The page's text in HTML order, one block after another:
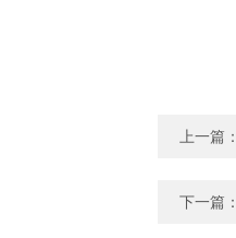
上一篇
下一篇